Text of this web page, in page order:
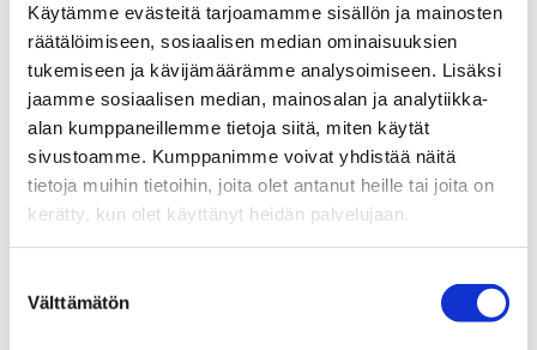
Käytämme evästeitä tarjoamamme sisällön ja mainosten
räätälöimiseen, sosiaalisen median ominaisuuksien
tukemiseen ja kävijämäärämme analysoimiseen. Lisäksi
jaamme sosiaalisen median, mainosalan ja analytiikka-
alan kumppaneillemme tietoja siitä, miten käytät
sivustoamme. Kumppanimme voivat yhdistää näitä
tietoja muihin tietoihin, joita olet antanut heille tai joita on
kerätty, kun olet käyttänyt heidän palvelujaan.
valinta
Välttämätön
Tampere AI
About Ecosystem
Ecosystem Members
Ecosystem Services
Why Tampere
Success Stories